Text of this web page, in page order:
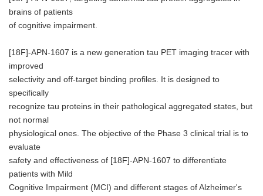
brains of patients
of cognitive impairment.
[18F]-APN-1607 is a new generation tau PET imaging tracer with
improved
selectivity and off-target binding profiles. It is designed to
specifically
recognize tau proteins in their pathological aggregated states, but
not normal
physiological ones. The objective of the Phase 3 clinical trial is to
evaluate
safety and effectiveness of [18F]-APN-1607 to differentiate
patients with Mild
Cognitive Impairment (MCI) and different stages of Alzheimer's